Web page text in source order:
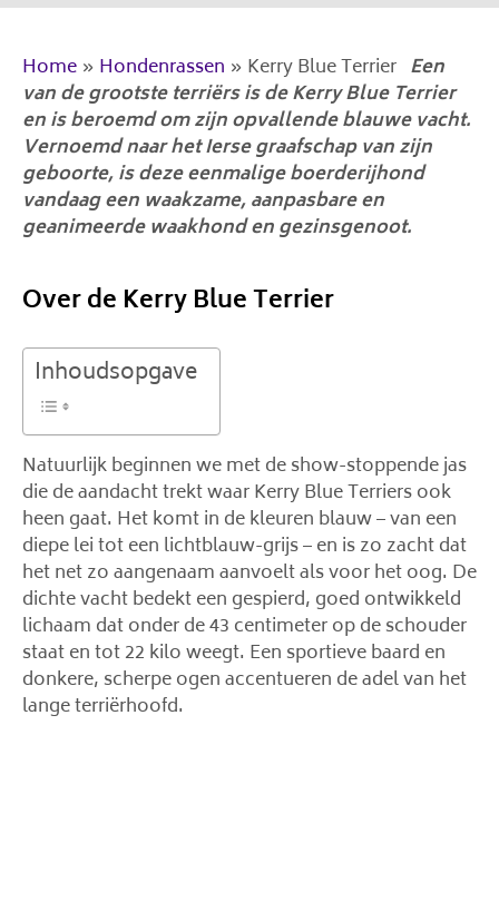
Home » Hondenrassen » Kerry Blue Terrier Een
van de grootste terriërs is de Kerry Blue Terrier
en is beroemd om zijn opvallende blauwe vacht.
Vernoemd naar het Ierse graafschap van zijn
geboorte, is deze eenmalige boerderijhond
vandaag een waakzame, aanpasbare en
geanimeerde waakhond en gezinsgenoot.
Over de Kerry Blue Terrier
Inhoudsopgave
Natuurlijk beginnen we met de show-stoppende jas
die de aandacht trekt waar Kerry Blue Terriers ook
heen gaat. Het komt in de kleuren blauw – van een
diepe lei tot een lichtblauw-grijs – en is zo zacht dat
het net zo aangenaam aanvoelt als voor het oog. De
dichte vacht bedekt een gespierd, goed ontwikkeld
lichaam dat onder de 43 centimeter op de schouder
staat en tot 22 kilo weegt. Een sportieve baard en
donkere, scherpe ogen accentueren de adel van het
lange terriërhoofd.